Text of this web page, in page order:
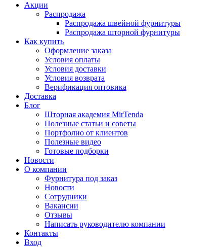
Акции
Распродажа
Распродажа швейной фурнитуры
Распродажа шторной фурнитуры
Как купить
Оформление заказа
Условия оплаты
Условия доставки
Условия возврата
Верификация оптовика
Доставка
Блог
Шторная академия MirTenda
Полезные статьи и советы
Портфолио от клиентов
Полезные видео
Готовые подборки
Новости
О компании
Фурнитура под заказ
Новости
Сотрудники
Вакансии
Отзывы
Написать руководителю компании
Контакты
Вход